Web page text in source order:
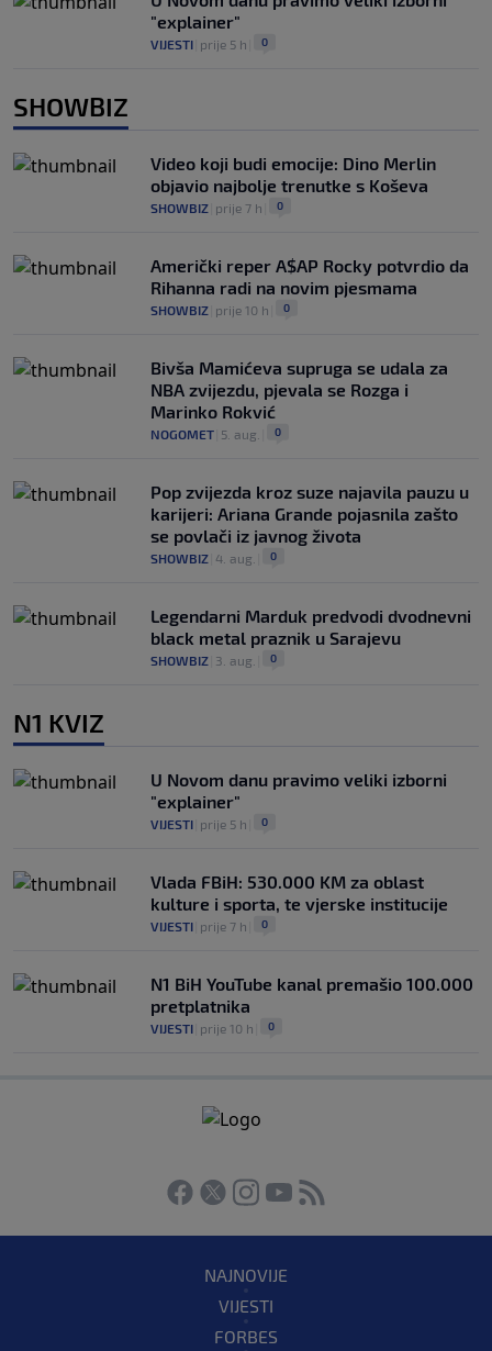
"explainer"
VIJESTI prije 5 h 0
SHOWBIZ
Video koji budi emocije: Dino Merlin
objavio najbolje trenutke s Koševa
SHOWBIZ prije 7 h 0
Američki reper A$AP Rocky potvrdio da
Rihanna radi na novim pjesmama
SHOWBIZ prije 10 h 0
Bivša Mamićeva supruga se udala za
NBA zvijezdu, pjevala se Rozga i
Marinko Rokvić
NOGOMET 5. aug. 0
Pop zvijezda kroz suze najavila pauzu u
karijeri: Ariana Grande pojasnila zašto
se povlači iz javnog života
SHOWBIZ 4. aug. 0
Legendarni Marduk predvodi dvodnevni
black metal praznik u Sarajevu
SHOWBIZ 3. aug. 0
N1 KVIZ
U Novom danu pravimo veliki izborni
"explainer"
VIJESTI prije 5 h 0
Vlada FBiH: 530.000 KM za oblast
kulture i sporta, te vjerske institucije
VIJESTI prije 7 h 0
N1 BiH YouTube kanal premašio 100.000
pretplatnika
VIJESTI prije 10 h 0
NAJNOVIJE
VIJESTI
FORBES